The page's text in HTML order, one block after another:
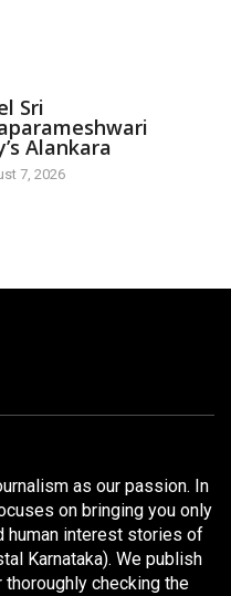
Sri
Alankara
7, 2026
as our passion. In
on bringing you only
human interest stories of
Karnataka). We publish
checking the